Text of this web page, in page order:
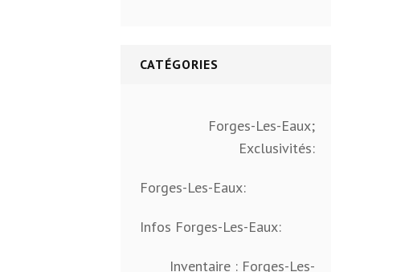
CATÉGORIES
Forges-Les-Eaux;
Exclusivités:
Forges-Les-Eaux:
Infos Forges-Les-Eaux:
Inventaire : Forges-Les-